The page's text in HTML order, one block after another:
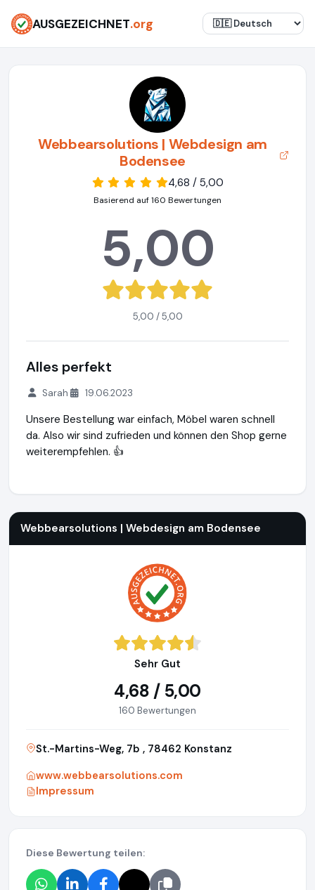
AUSGEZEICHNET.org
Webbearsolutions | Webdesign am
Bodensee
4,68 / 5,00
Basierend auf 160 Bewertungen
5,00
5,00 / 5,00
Alles perfekt
Sarah 19.06.2023
Unsere Bestellung war einfach, Möbel waren schnell
da. Also wir sind zufrieden und können den Shop gerne
weiterempfehlen. 👍
Webbearsolutions | Webdesign am Bodensee
Sehr Gut
4,68 / 5,00
160 Bewertungen
St.-Martins-Weg, 7b , 78462 Konstanz
www.webbearsolutions.com
Impressum
Diese Bewertung teilen: